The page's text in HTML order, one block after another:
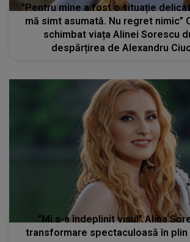
”Pentru mine a fost o situație
mă simt asumată. Nu regret nimic”
schimbat viața Alinei Sorescu
despărțirea de Alexandru
”Mi s-a îndeplinit visul” Alina
transformare spectaculoasă în